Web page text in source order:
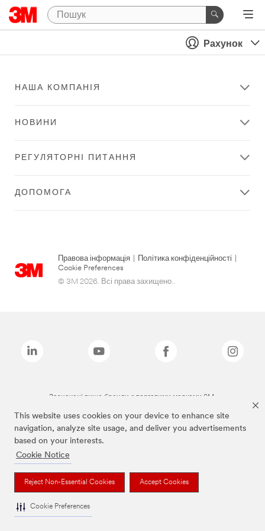
This website uses cookies on your device to enhance site
navigation, analyze site usage, and deliver you advertisements
based on your interests.
Cookie Notice
Reject Non-Essential Cookies Accept Cookies
Cookie Preferences
Рахунок
НАША КОМПАНІЯ
НОВИНИ
РЕГУЛЯТОРНІ ПИТАННЯ
ДОПОМОГА
Правова інформація Політика конфіденційності
Cookie Preferences
© 3M 2026. Всі права захищено..
Зазначені вище бренди є торговими марками 3M.